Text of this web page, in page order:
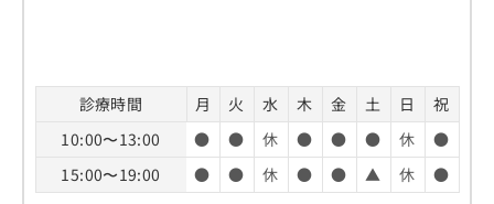
診療時間 月 火 水 木 金 土 日
祝
10:00〜13:00
● ● 休 ● ● ● 休
●
15:00〜19:00
● ● 休 ● ● ▲ 休
●